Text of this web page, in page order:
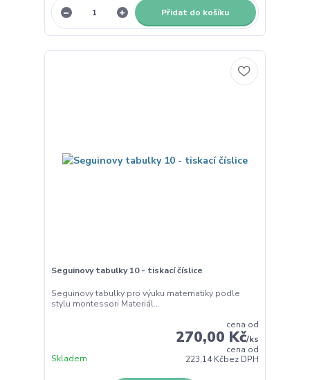
Přidat do košíku
Seguinovy tabulky 10 - tiskací číslice
Seguinovy tabulky pro výuku matematiky podle
stylu montessori Materiál...
cena od
270,00 Kč/ks
cena od
223,14 Kčbez DPH
Skladem